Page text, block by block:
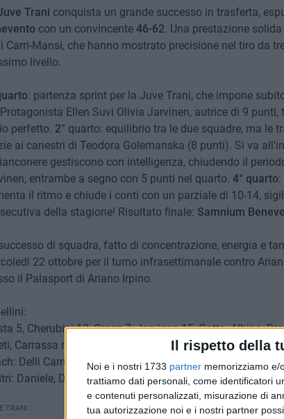
Il rispetto della
Noi e i nostri 1733 partner memorizziamo e/
trattiamo dati personali, come identificatori
e contenuti personalizzati, misurazione di
tua autorizzazione noi e i nostri partner
Trani conquista un grande successo in trasferta,
con un convincente 46-62. Una prestazione
Carri-Mansi, che hanno mostrato precisione nel tiro da
livello.
: partenza sprint per la Juve Trani, che impone
Ellen Suvi Olivia Jarvinen, autrice di 9
perfetto. 2° quarto: equilibrio tra le due squadre, ma le
ai canestri di Teodora Golemanska (8 punti). Si va
gestiscono con intelligenza, chiudendo il
entrambe a segno con 5 punti nel quarto. 4° quarto:
il ritmo e chiude i conti con un parziale di 10-14,
della stagione! Risultato finale: Samnium
di squadra, fatto di concentrazione, energia e
22 ottobre per il turno infrasettimanale contro
il Palasport di Ariano Irpino.
5, Cherubini 13, Orosz 7, Jarvinen 15, Gatta, Albino,
Carrassa n.e.
Delli Carri — Assistente: Mansi
Daniele, De Maio
TRANI